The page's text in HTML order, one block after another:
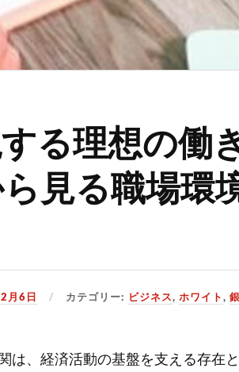
る理想の働
見る職場環
月6日 カテゴリー: ビジネス,ホワイト,
は、経済活動の基盤を支える存在